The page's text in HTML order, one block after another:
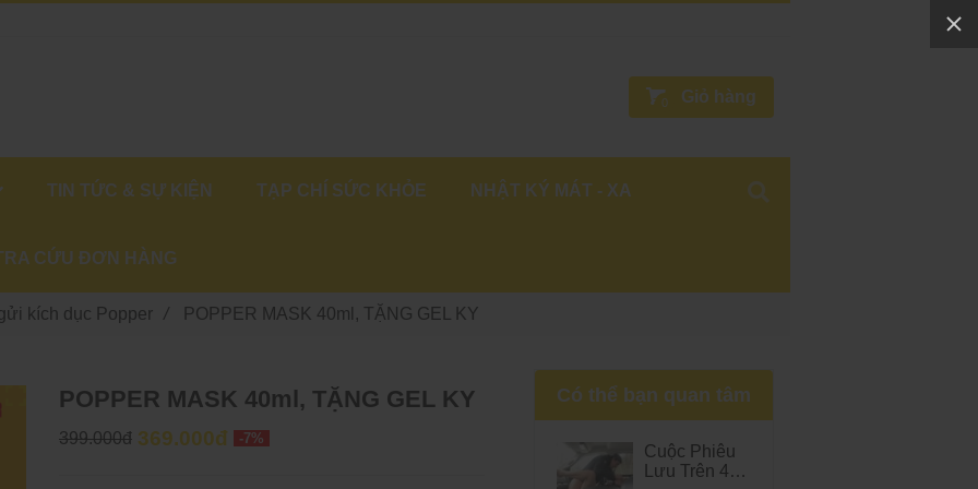
POPPER MASK 40ml, TẶNG GEL KY
399.000đ 369.000đ -7%
Có thể bạn quan tâm
Cuộc Phiêu
Lưu Trên 4
kích dục Popper / POPPER MASK 40ml, TẶNG GEL KY
0 Giỏ hàng
TIN TỨC & SỰ KIỆN TẠP CHÍ SỨC KHỎE NHẬT KÝ MÁT - XA
CỨU ĐƠN HÀNG